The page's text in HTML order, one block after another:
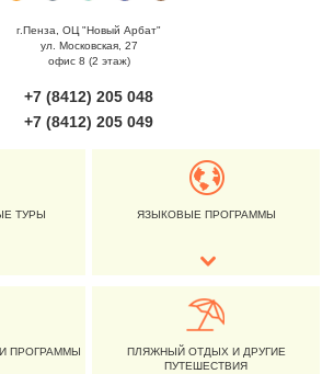
г.Пенза, ОЦ "Новый Арбат"
ул. Московская, 27
офис 8 (2 этаж)
+7 (8412) 205 048
+7 (8412) 205 049
ТУРЫ ЯЗЫКОВЫЕ ПРОГРАММЫ
ПРОГРАММЫ
ПЛЯЖНЫЙ ОТДЫХ И ДРУГИЕ
ПУТЕШЕСТВИЯ